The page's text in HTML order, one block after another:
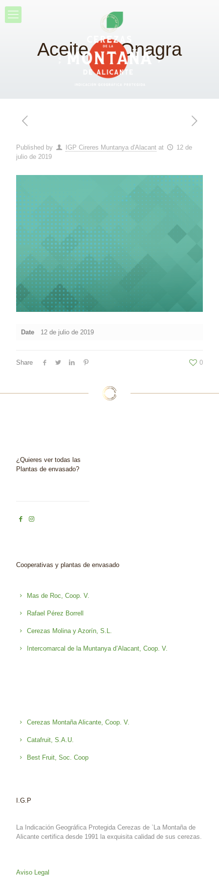
Aceite de Onagra
Published by IGP Cireres Muntanya d'Alacant at
12 de
julio de 2019
Date 12 de julio de 2019
Share 0
¿Quieres ver todas las
Plantas de envasado?
Cooperativas y plantas de envasado
Mas de Roc, Coop. V.
Rafael Pérez Borrell
Cerezas Molina y Azorín, S.L.
Intercomarcal de la Muntanya d’Alacant, Coop. V.
Cerezas Montaña Alicante, Coop. V.
Catafruit, S.A.U.
Best Fruit, Soc. Coop
I.G.P
La Indicación Geográfica Protegida Cerezas de `La Montaña de
Alicante certifica desde 1991 la exquisita calidad de sus cerezas.
Aviso Legal